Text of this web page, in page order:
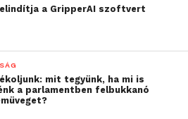
a GripperAI szoftvert
mit tegyünk, ha mi is
a parlamentben felbukkanó